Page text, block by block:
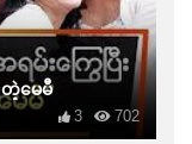
ရတဲ့မေမီ
702
3